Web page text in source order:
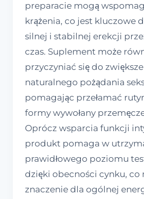
preparacie mogą
krążenia, co jest kluczowe
silnej i stabilnej erekcji
czas. Suplement może
przyczyniać się do
naturalnego pożądania
pomagając przełamać
formy wywołany
Oprócz wsparcia funkcji
produkt pomaga w
prawidłowego poziomu
dzięki obecności cynku, co
znaczenie dla ogólnej